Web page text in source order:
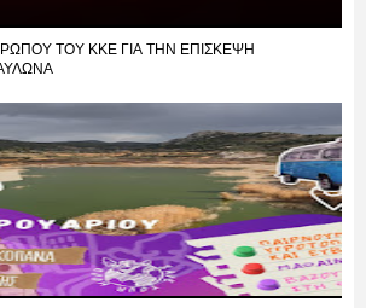
ΤΟΥ ΚΚΕ ΓΙΑ ΤΗΝ ΕΠΙΣΚΕΨΗ